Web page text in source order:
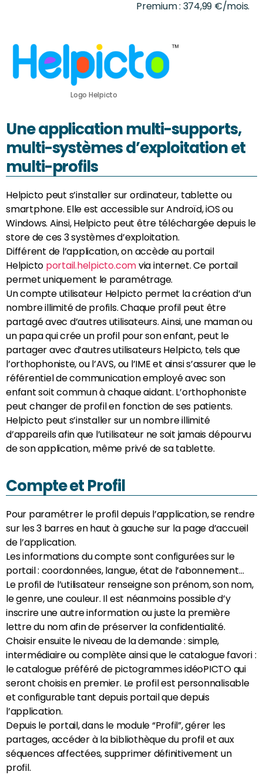
Premium : 374,99 €/mois.
Logo Helpicto
Une application multi-supports,
multi-systèmes d’exploitation et
multi-profils
Helpicto peut s’installer sur ordinateur, tablette ou
smartphone. Elle est accessible sur Androïd, iOS ou
Windows. Ainsi, Helpicto peut être téléchargée depuis le
store de ces 3 systèmes d’exploitation.
Différent de l’application, on accède au portail
Helpicto portail.helpicto.comvia internet. Ce portail
permet uniquement le paramétrage.
Un compte utilisateur Helpicto permet la création d’un
nombre illimité de profils. Chaque profil peut être
partagé avec d’autres utilisateurs. Ainsi, une maman ou
un papa qui crée un profil pour son enfant, peut le
partager avec d’autres utilisateurs Helpicto, tels que
l’orthophoniste, ou l’AVS, ou l’IME et ainsi s’assurer que le
référentiel de communication employé avec son
enfant soit commun à chaque aidant. L’orthophoniste
peut changer de profil en fonction de ses patients.
Helpicto peut s’installer sur un nombre illimité
d’appareils afin que l’utilisateur ne soit jamais dépourvu
de son application, même privé de sa tablette.
Compte et Profil
Pour paramétrer le profil depuis l’application, se rendre
sur les 3 barres en haut à gauche sur la page d’accueil
de l’application.
Les informations du compte sont configurées sur le
portail : coordonnées, langue, état de l’abonnement…
Le profil de l’utilisateur renseigne son prénom, son nom,
le genre, une couleur. Il est néanmoins possible d’y
inscrire une autre information ou juste la première
lettre du nom afin de préserver la confidentialité.
Choisir ensuite le niveau de la demande : simple,
intermédiaire ou complète ainsi que le catalogue favori :
le catalogue préféré de pictogrammes idéoPICTO qui
seront choisis en premier. Le profil est personnalisable
et configurable tant depuis portail que depuis
l’application.
Depuis le portail, dans le module “Profil”, gérer les
partages, accéder à la bibliothèque du profil et aux
séquences affectées, supprimer définitivement un
profil.